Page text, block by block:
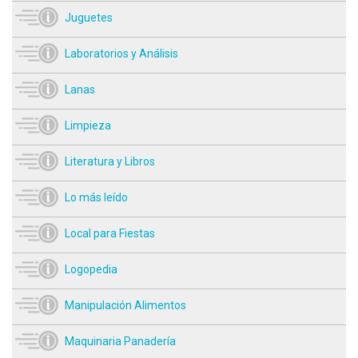
Juguetes
Laboratorios y Análisis
Lanas
Limpieza
Literatura y Libros
Lo más leído
Local para Fiestas
Logopedia
Manipulación Alimentos
Maquinaria Panadería